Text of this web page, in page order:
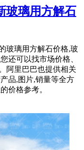
玻璃用方解石
玻璃用方解石价格,玻
还可以找市场价格、
阿里巴巴也提供相关
品,图片,销量等全方
价格参考。